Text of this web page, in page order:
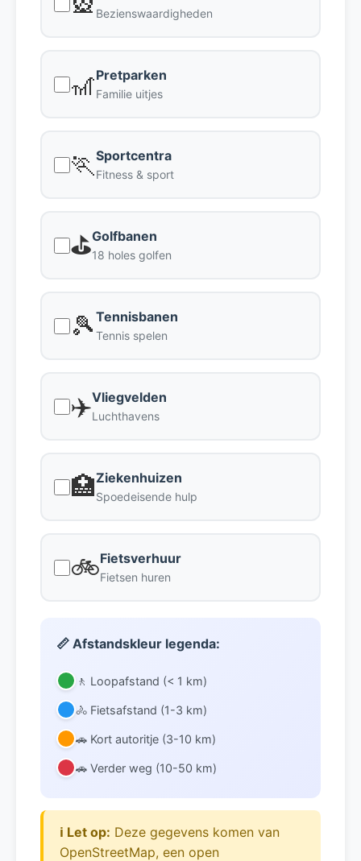
Bezienswaardigheden
🎢Pretparken
Familie uitjes
🏃 Sportcentra
Fitness & sport
⛳Golfbanen
18 holes golfen
🎾 Tennisbanen
Tennis spelen
✈️Vliegvelden
Luchthavens
🏥Ziekenhuizen
Spoedeisende hulp
🚲Fietsverhuur
Fietsen huren
📏 Afstandskleur legenda:
🚶 Loopafstand (< 1 km)
🚴 Fietsafstand (1-3 km)
🚗 Kort autoritje (3-10 km)
🚗 Verder weg (10-50 km)
ℹ️ Let op: Deze gegevens komen van
OpenStreetMap, een open